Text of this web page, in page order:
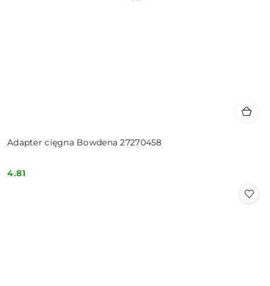
Adapter cięgna Bowdena 27270458
Cena:
4.81